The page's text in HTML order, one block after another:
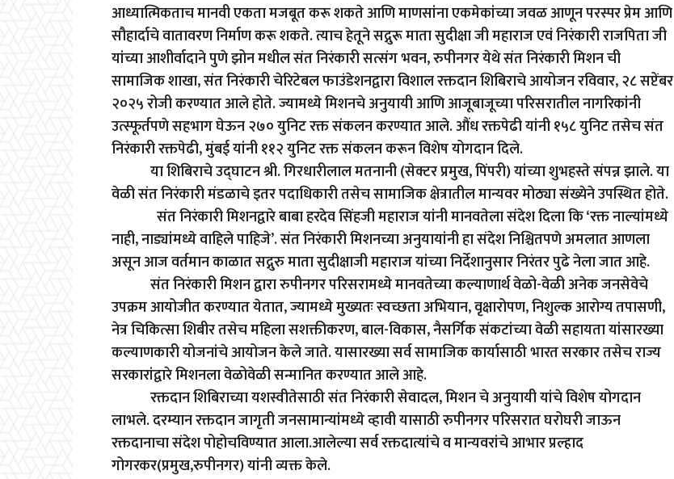
आध्यात्मिकताच मानवी एकता मजबूत करू शकते आणि माणसांना एकमेकांच्या जवळ आणून परस्पर प्रेम आणि
सौहार्दाचे वातावरण निर्माण करू शकते. त्याच हेतूने सद्गुरू माता सुदीक्षा जी महाराज एवं निरंकारी राजपिता जी
यांच्या आशीर्वादाने पुणे झोन मधील संत निरंकारी सत्संग भवन, रुपीनगर येथे संत निरंकारी मिशन ची
सामाजिक शाखा, संत निरंकारी चेरिटेबल फाउंडेशनद्वारा विशाल रक्तदान शिबिराचे आयोजन रविवार, २८ सप्टेंबर
२०२५ रोजी करण्यात आले होते. ज्यामध्ये मिशनचे अनुयायी आणि आजूबाजूच्या परिसरातील नागरिकांनी
उत्स्फूर्तपणे सहभाग घेऊन २७० युनिट रक्त संकलन करण्यात आले. औंध रक्तपेढी यांनी १५८ युनिट तसेच संत
निरंकारी रक्तपेढी, मुंबई यांनी ११२ युनिट रक्त संकलन करून विशेष योगदान दिले.
या शिबिराचे उद्घाटन श्री. गिरधारीलाल मतनानी (सेक्टर प्रमुख, पिंपरी) यांच्या शुभहस्ते संपन्न झाले. या
वेळी संत निरंकारी मंडळाचे इतर पदाधिकारी तसेच सामाजिक क्षेत्रातील मान्यवर मोठ्या संख्येने उपस्थित होते.
संत निरंकारी मिशनद्वारे बाबा हरदेव सिंहजी महाराज यांनी मानवतेला संदेश दिला कि ‘रक्त नाल्यांमध्ये
नाही, नाड्यांमध्ये वाहिले पाहिजे’. संत निरंकारी मिशनच्या अनुयायांनी हा संदेश निश्चितपणे अमलात आणला
असून आज वर्तमान काळात सद्गुरु माता सुदीक्षाजी महाराज यांच्या निर्देशानुसार निरंतर पुढे नेला जात आहे.
संत निरंकारी मिशन द्वारा रुपीनगर परिसरामध्ये मानवतेच्या कल्याणार्थ वेळो-वेळी अनेक जनसेवेचे
उपक्रम आयोजीत करण्यात येतात, ज्यामध्ये मुख्यतः स्वच्छता अभियान, वृक्षारोपण, निशुल्क आरोग्य तपासणी,
नेत्र चिकित्सा शिबीर तसेच महिला सशक्तीकरण, बाल-विकास, नैसर्गिक संकटांच्या वेळी सहायता यांसारख्या
कल्याणकारी योजनांचे आयोजन केले जाते. यासारख्या सर्व सामाजिक कार्यासाठी भारत सरकार तसेच राज्य
सरकारांद्वारे मिशनला वेळोवेळी सन्मानित करण्यात आले आहे.
रक्तदान शिबिराच्या यशस्वीतेसाठी संत निरंकारी सेवादल, मिशन चे अनुयायी यांचे विशेष योगदान
लाभले. दरम्यान रक्तदान जागृती जनसामान्यांमध्ये व्हावी यासाठी रुपीनगर परिसरात घरोघरी जाऊन
रक्तदानाचा संदेश पोहोचविण्यात आला.आलेल्या सर्व रक्तदात्यांचे व मान्यवरांचे आभार प्रल्हाद
गोगरकर(प्रमुख,रुपीनगर) यांनी व्यक्त केले.